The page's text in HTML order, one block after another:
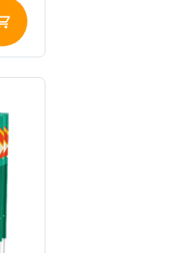
Toevoegen
aan
winkelwagen